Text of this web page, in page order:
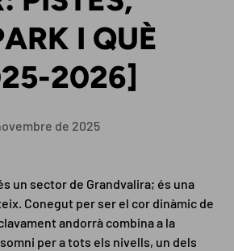
I QUÈ
2026]
de 2025
un sector de Grandvalira; és una
Conegut per ser el cor dinàmic de
andorrà combina a la
per a tots els nivells, un dels